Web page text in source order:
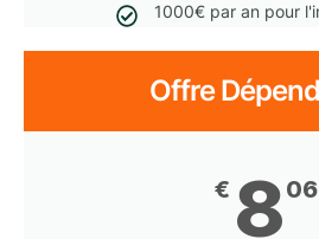
1000€ par an pour
Offre
€ 806